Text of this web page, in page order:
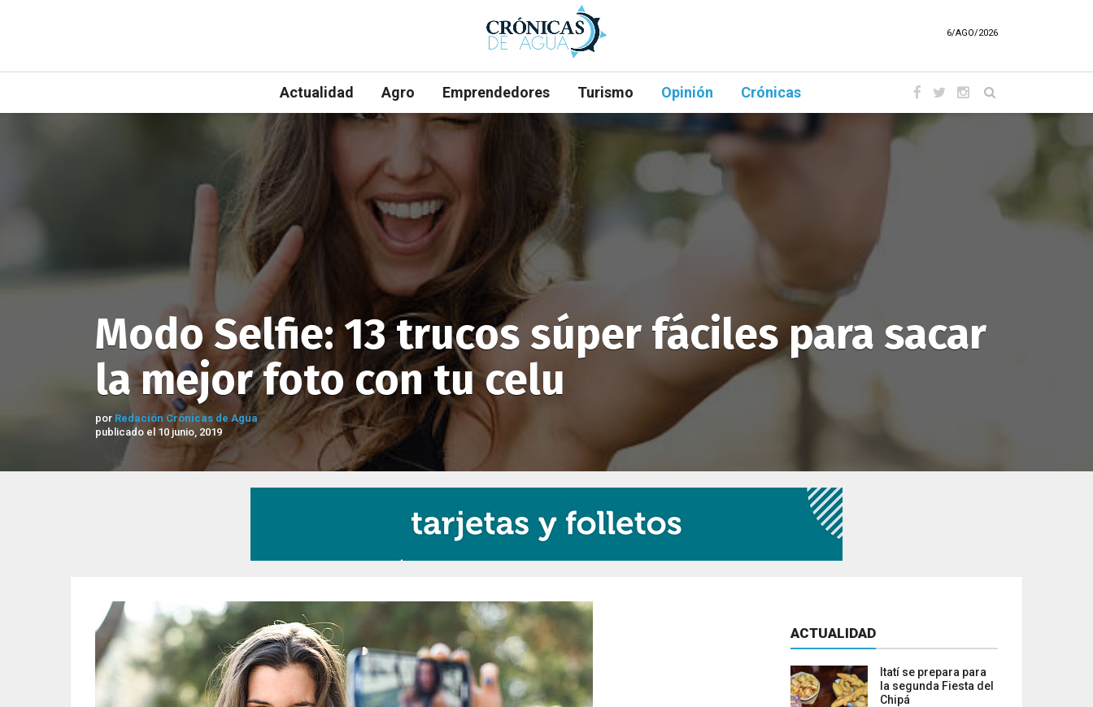
6/AGO/2026
Actualidad Agro Emprendedores Turismo Opinión Crónicas
Modo Selfie: 13 trucos súper fáciles para sacar
la mejor foto con tu celu
por Redación Crónicas de Agua
publicado el 10 junio, 2019
ACTUALIDAD
Itatí se prepara para
la segunda Fiesta del
Chipá